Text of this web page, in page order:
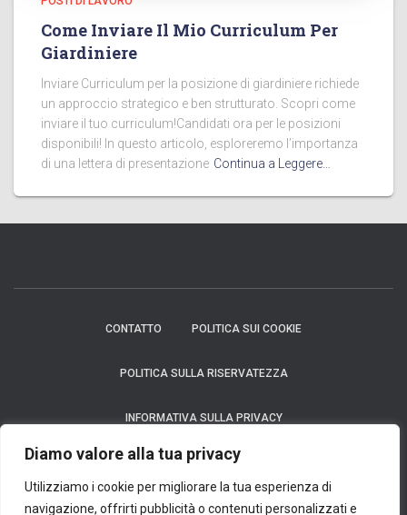
Diamo valore alla tua privacy
Utilizziamo i cookie per migliorare la tua esperienza di
navigazione, offrirti pubblicità o contenuti personalizzati e
Come Inviare Il Mio Curriculum Per
Giardiniere
Inviare Curriculum per la posizione di giardiniere richiede
un approccio strategico e ben strutturato. Scopri come
inviare il tuo curriculum!Candidati ora per le posizioni
disponibili! In questo articolo, esploreremo l’importanza
di una lettera di presentazione Continua a Leggere…
CONTATTO POLITICA SUI COOKIE
POLITICA SULLA RISERVATEZZA
INFORMATIVA SULLA PRIVACY
Avviso: In nessun caso richiediamo un pagamento per fornire un prodotto
Considerazioni: Ci impegniamo al massimo per garantire l'accuratezza e la